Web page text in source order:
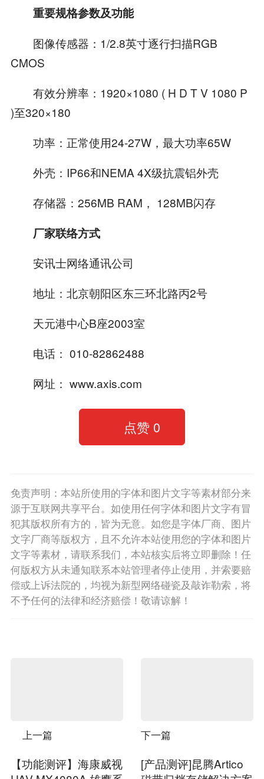
重要规格参数及功能
图像传感器：1/2.8英寸逐行扫描RGB
CMOS
有效分辨率：1920×1080 ( H D T V 1080 P
)至320×180
功率：正常使用24-27W，最大功率65W
外壳：IP66和NEMA 4X级抗震铝外壳
存储器：256MB RAM， 128MB闪存
厂家联络方式
安讯士网络通讯公司
地址：北京朝阳区东三环北路丙2号
天元港中心B座2003室
电话： 010-82862488
网址： www.axis.com
点赞 0
免责声明：本站所使用的字体和图片文字等素材部分来
源于互联网共享平台。如使用任何字体和图片文字有冒
犯其版权所有方的，皆为无意。如您是字体厂商、图片
文字厂商等版权方，且不允许本站使用您的字体和图片
文字等素材，请联系我们，本站核实后将立即删除！任
何版权方从未通知联系本站管理者停止使用，并索要赔
偿或上诉法院的，均视为新型网络碰瓷及敲诈勒索，将
不予任何的法律和经济赔偿！敬请谅解！
上一篇
【功能测评】海康威视
下一篇
[产品测评]昆腾Artico